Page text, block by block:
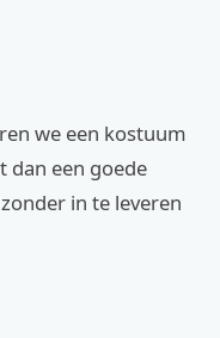
we een kostuum
dan een goede
in te leveren